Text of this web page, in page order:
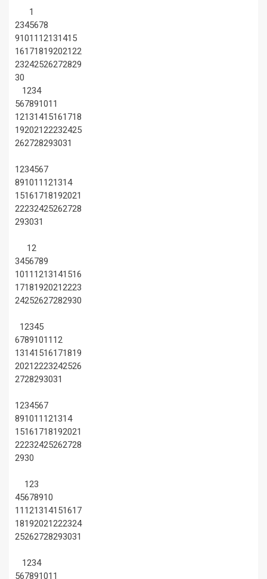
1
2345678
91011 12131415
16171819202122
23242526272829
30
1234
567891011
12131415161718
19202122232425
262728293031
1234567
891011 121314
15161718192021
22232425262728
293031
12
3456789
1011 1213141516
17181920212223
24252627282930
12345
67891011 12
13141516171819
20212223242526
2728293031
1234567
891011 121314
15161718192021
22232425262728
2930
123
45678910
11 121314151617
18192021222324
25262728293031
1234
567891011